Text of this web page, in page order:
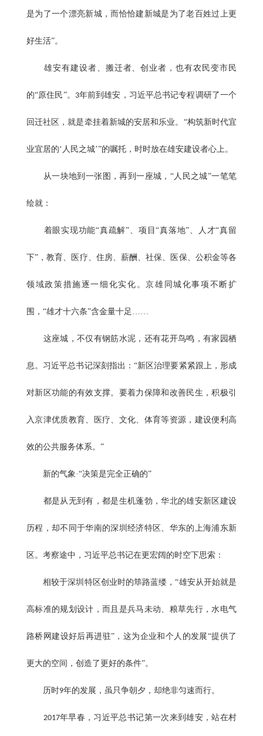
是为了一个漂亮新城，而恰恰建新城是为了老百姓过上更
好生活”。
雄安有建设者、搬迁者、创业者，也有农民变市民
的“原住民”。 3年前到雄安，习近平总书记专程调研了一个
回迁社区，就是牵挂着新城的安居和乐业。“构筑新时代宜
业宜居的‘人民之城’”的嘱托，时时放在雄安建设者心上。
从一块地到一张图，再到一座城，“人民之城”一笔笔
绘就：
着眼实现功能“真疏解”、项目“真落地”、人才“真留
下”，教育、医疗、住房、薪酬、社保、医保、公积金等各
领域政策措施逐一细化实化。京雄同城化事项不断扩
围，“雄才十六条”含金量十足……
这座城，不仅有钢筋水泥，还有花开鸟鸣，有家园栖
息。习近平总书记深刻指出：“新区治理要紧紧跟上，形成
对新区功能的有效支撑。要着力保障和改善民生，积极引
入京津优质教育、医疗、文化、体育等资源，建设便利高
效的公共服务体系。”
新的气象·“决策是完全正确的”
都是从无到有，都是生机蓬勃，华北的雄安新区建设
历程，却不同于华南的深圳经济特区、华东的上海浦东新
区。考察途中，习近平总书记在更宏阔的时空下思索：
相较于深圳特区创业时的筚路蓝缕，“雄安从开始就是
高标准的规划设计，而且是兵马未动、粮草先行，水电气
路桥网建设好后再进驻”，这为企业和个人的发展“提供了
更大的空间，创造了更好的条件”。
历时9年的发展，虽只争朝夕，却绝非匀速而行。
2017年早春，习近平总书记第一次来到雄安，站在村